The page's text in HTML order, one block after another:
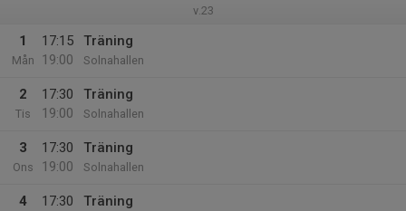
v.23
1
Mån
17:15
19:00
Träning
Solnahallen
2
Tis
17:30
19:00
Träning
Solnahallen
3
Ons
17:30
19:00
Träning
Solnahallen
4
17:30
Träning